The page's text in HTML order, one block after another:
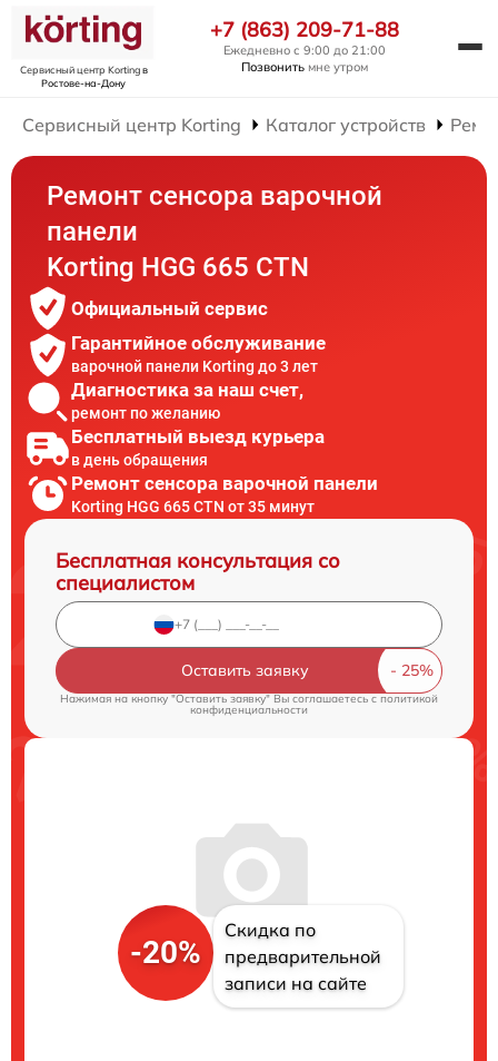
Сервисный центр Kortingв
Ростове-на-Дону
+7 (863) 209-71-88
Ежедневно с 9:00 до 21:00
Позвонить мне утром
Сервисный центр Korting Каталог устройств
Ремонт сенсора варочной
панели
Korting HGG 665 CTN
Официальный сервис
Гарантийное обслуживание
варочной панели Korting до 3 лет
Диагностика за наш счет,
ремонт по желанию
Бесплатный выезд курьера
в день обращения
Ремонт сенсора варочной панели
Korting HGG 665 CTN от 35 минут
Бесплатная консультация со
специалистом
Оставить заявку
Нажимая на кнопку "Оставить заявку" Вы соглашаетесь cполитикой
конфиденциальности
-20%
Скидка по
предварительной
записи на сайте